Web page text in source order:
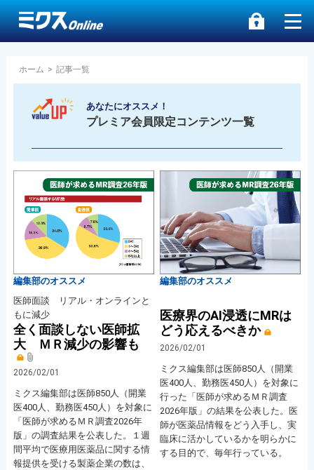
ホーム > 記事一覧
あなたにオススメ！
プレミア会員限定コンテンツ一覧
編集部のオススメ
医師面談 リアル・オンラインと
もに減少
全く面談しない医師拡
大 ＭＲ減少の影響も
2026/02/01
ミクス編集部は医師850人（開業
医400人、勤務医450人）を対象に
「医師が求めるＭＲ調査2026年
版」の調査結果を公表した。１週
間平均で医療用医薬品に関する情
報提供を受ける製薬企業の数は、
編集部のオススメ
医療界のAI浸透にMRは
どう応えるべきか
2026/02/01
ミクス編集部は医師850人（開業
医400人、勤務医450人）を対象に
行った「医師が求めるＭＲ調査
2026年版」の結果を公表した。医
師が医薬品情報をどう入手し、実
臨床に活かしているかを明らかに
する目的で、毎年行っている。